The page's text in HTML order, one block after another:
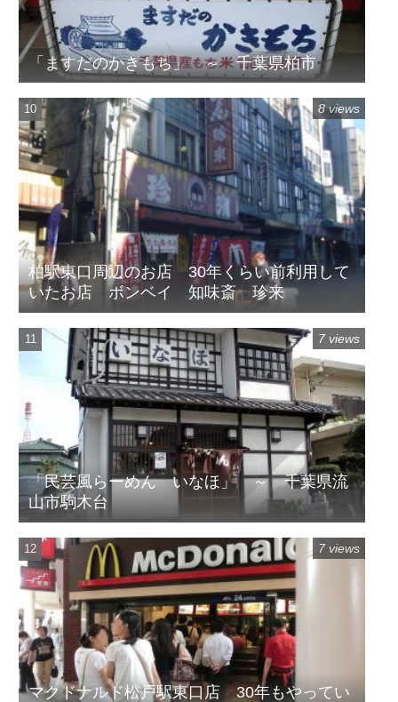
「ますだのかきもち」 ～ 千葉県柏市
柏駅東口周辺のお店 30年くらい前利用して
いたお店 ボンベイ 知味斎 珍来
8 views
「民芸風らーめん いなほ」 ～ 千葉県流
山市駒木台
7 views
マクドナルド松戸駅東口店 30年もやってい
7 views